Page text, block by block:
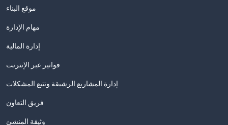
موقع البناء
مهام الإدارة
إدارة المالية
فواتير عبر الإنترنت
إدارة المشاريع الرشيقة وتتبع المشكلات
فريق التعاون
وثيقة المنشئ